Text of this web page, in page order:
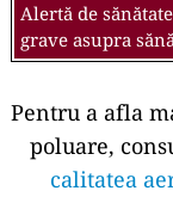
Alertă de
grave asupra
Pentru a afla
poluare,
calitatea